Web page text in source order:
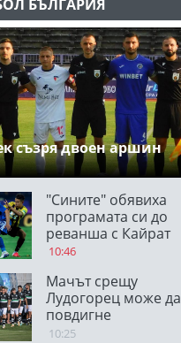
БЪЛГАРИЯ
съзря двоен аршин
"Сините" обявиха
програмата си до
реванша с Кайрат
10:46
Мачът срещу
Лудогорец може да
повдигне
самочувствието на
10:25